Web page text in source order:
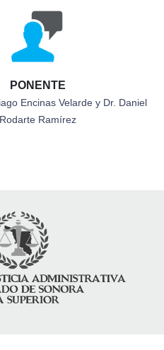
PONENTE
Encinas Velarde y Dr. Daniel
Rodarte Ramírez